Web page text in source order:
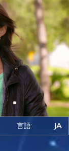
言語: JA